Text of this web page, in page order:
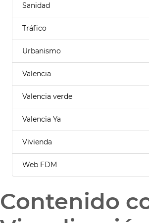
Sanidad
Tráfico
Urbanismo
Valencia
Valencia verde
Valencia Ya
Vivienda
Web FDM
Contenido